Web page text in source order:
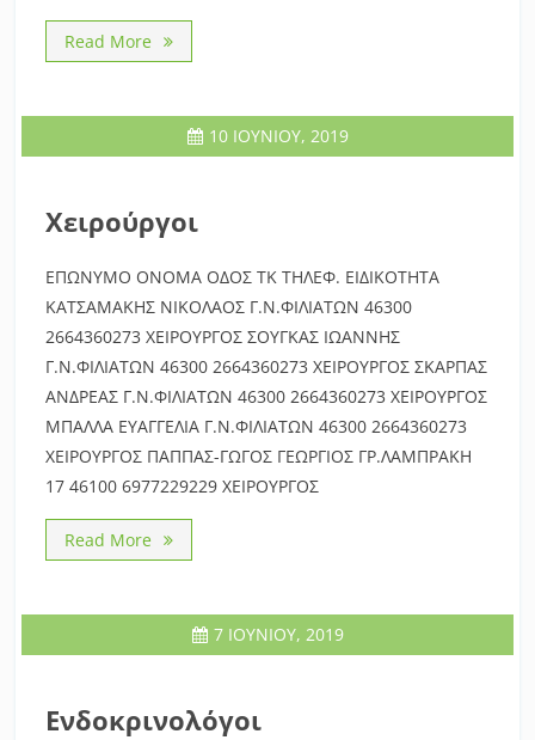
Read More
10 ΙΟΥΝΊΟΥ, 2019
Χειρούργοι
ΕΠΩΝΥΜΟ ΟΝΟΜΑ ΟΔΟΣ ΤΚ ΤΗΛΕΦ. ΕΙΔΙΚΟΤΗΤΑ
ΚΑΤΣΑΜΑΚΗΣ ΝΙΚΟΛΑΟΣ Γ.Ν.ΦΙΛΙΑΤΩΝ 46300
2664360273 ΧΕΙΡΟΥΡΓΟΣ ΣΟΥΓΚΑΣ ΙΩΑΝΝΗΣ
Γ.Ν.ΦΙΛΙΑΤΩΝ 46300 2664360273 ΧΕΙΡΟΥΡΓΟΣ ΣΚΑΡΠΑΣ
ΑΝΔΡΕΑΣ Γ.Ν.ΦΙΛΙΑΤΩΝ 46300 2664360273 ΧΕΙΡΟΥΡΓΟΣ
ΜΠΑΛΛΑ ΕΥΑΓΓΕΛΙΑ Γ.Ν.ΦΙΛΙΑΤΩΝ 46300 2664360273
ΧΕΙΡΟΥΡΓΟΣ ΠΑΠΠΑΣ-ΓΩΓΟΣ ΓΕΩΡΓΙΟΣ ΓΡ.ΛΑΜΠΡΑΚΗ
17 46100 6977229229 ΧΕΙΡΟΥΡΓΟΣ
Read More
7 ΙΟΥΝΊΟΥ, 2019
Ενδοκρινολόγοι